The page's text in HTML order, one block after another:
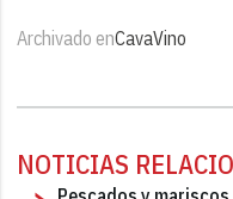
Archivado enCavaVino
NOTICIAS